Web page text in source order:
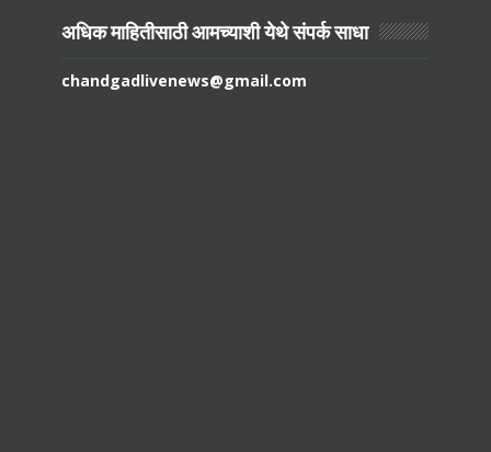
अधिक माहितीसाठी आमच्याशी येथे संपर्क साधा
chandgadlivenews@gmail.com